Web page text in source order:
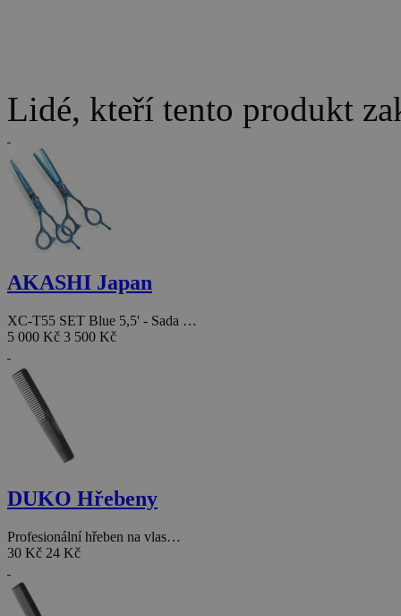
Lidé, kteří tento produkt
AKASHI Japan
XC-T55 SET Blue 5,5' - Sada …
5 000 Kč 3 500 Kč
DUKO Hřebeny
Profesionální hřeben na vlas…
30 Kč 24 Kč